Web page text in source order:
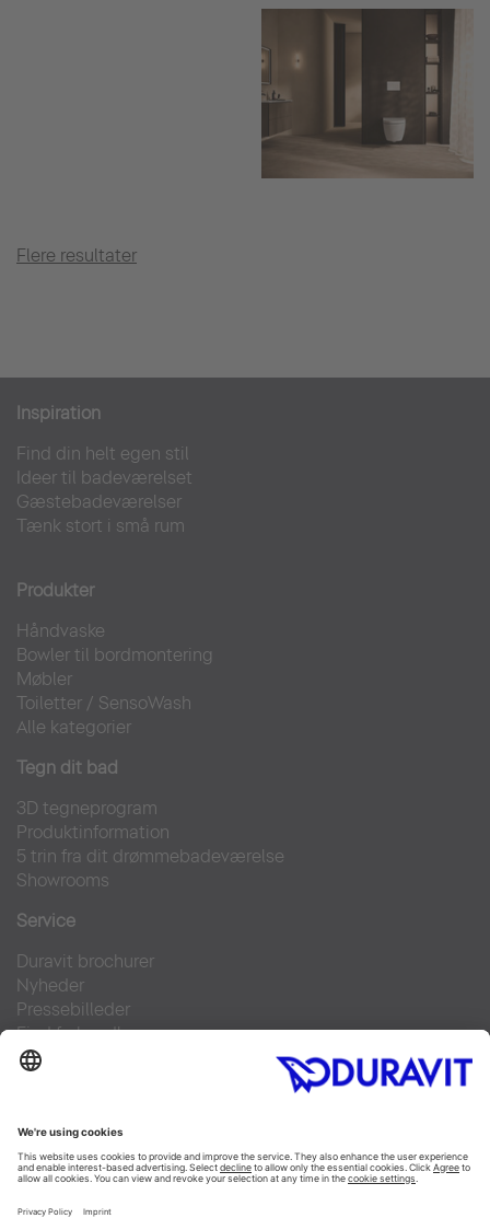
Flere resultater
Inspiration
Find din helt egen stil
Ideer til badeværelset
Gæstebadeværelser
Tænk stort i små rum
Produkter
Håndvaske
Bowler til bordmontering
Møbler
Toiletter / SensoWash
Alle kategorier
Tegn dit bad
3D tegneprogram
Produktinformation
5 trin fra dit drømmebadeværelse
Showrooms
Service
Duravit brochurer
Nyheder
Pressebilleder
Find forhandler
Kontakt
Facebook
Instagram
Pinterest